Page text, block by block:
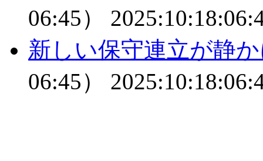
06:45）
新しい保守連立が静
06:45）